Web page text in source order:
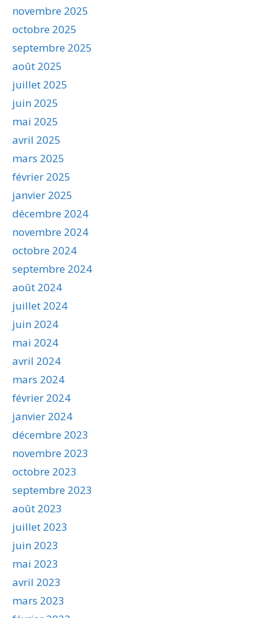
novembre 2025
octobre 2025
septembre 2025
août 2025
juillet 2025
juin 2025
mai 2025
avril 2025
mars 2025
février 2025
janvier 2025
décembre 2024
novembre 2024
octobre 2024
septembre 2024
août 2024
juillet 2024
juin 2024
mai 2024
avril 2024
mars 2024
février 2024
janvier 2024
décembre 2023
novembre 2023
octobre 2023
septembre 2023
août 2023
juillet 2023
juin 2023
mai 2023
avril 2023
mars 2023